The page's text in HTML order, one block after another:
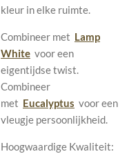
kleur in elke ruimte.
Combineer met Lamp
White voor een
eigentijdse twist.
Combineer
met Eucalyptus voor een
vleugje persoonlijkheid.
Hoogwaardige Kwaliteit: